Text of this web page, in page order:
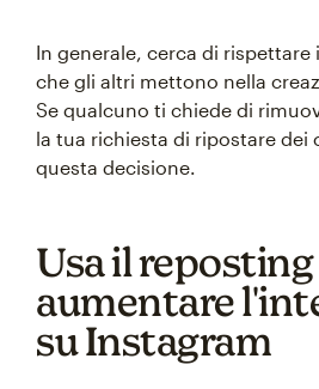
In generale, cerca di
che gli altri mettono nella
Se qualcuno ti chiede di
la tua richiesta di ripostare
questa decisione.
Usa il
aumentare
su Instagram